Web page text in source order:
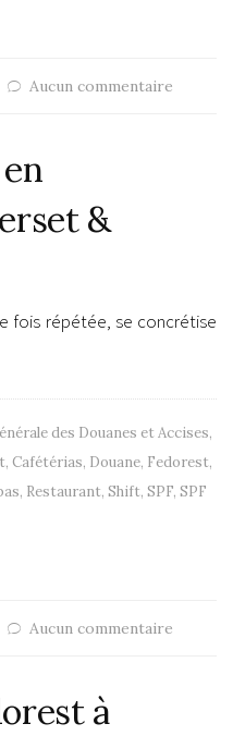
Aucun commentaire
&
fois répétée, se concrétise
des Douanes et Accises,
, Cafétérias, Douane, Fedorest,
, Restaurant, Shift, SPF, SPF
Aucun commentaire
à